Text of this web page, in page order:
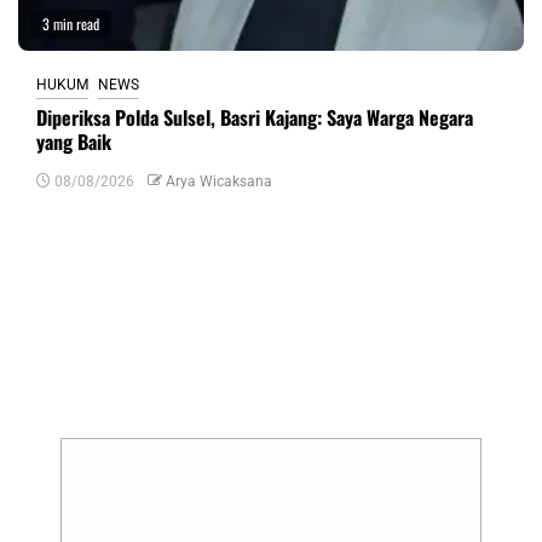
3 min read
HUKUM NEWS
Diperiksa Polda Sulsel, Basri Kajang: Saya Warga Negara
yang Baik
08/08/2026 Arya Wicaksana